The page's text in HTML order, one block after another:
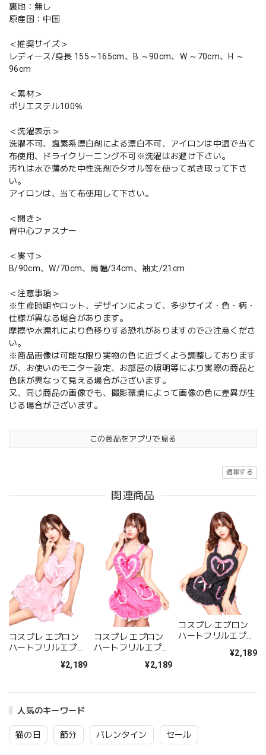
人気のキーワード
猫の日 節分 バレンタイン セール
裏地：無し
原産国：中国
＜推奨サイズ＞
レディース/身長 155～165cm、B ～90cm、W ～70cm、H ～
96cm
＜素材＞
ポリエステル100％
＜洗濯表示＞
洗濯不可、塩素系漂白剤による漂白不可、アイロンは中温で当て
布使用、ドライクリーニング不可※洗濯はお避け下さい。
汚れは水で薄めた中性洗剤でタオル等を使って拭き取って下さ
い。
アイロンは、当て布使用して下さい。
＜開き＞
背中心ファスナー
＜実寸＞
B/90cm、W/70cm、肩幅/34cm、袖丈/21cm
＜注意事項＞
※生産時期やロット、デザインによって、多少サイズ・色・柄・
仕様が異なる場合があります。
摩擦や水濡れにより色移りする恐れがありますのでご注意くださ
い。
※商品画像は可能な限り実物の色に近づくよう調整しております
が、お使いのモニター設定、お部屋の照明等により実際の商品と
色味が異なって見える場合がございます。
又、同じ商品の画像でも、撮影環境によって画像の色に差異が生
じる場合がございます。
この商品をアプリで見る
通報する
関連商品
コスプレ エプロン
ハートフリルエプロ
ーサイズ ベビーピン
ン】
¥2,189
コスプレ エプロン
ハートフリルエプロ
ス フリーサイズ ピ
ン】
¥2,189
コスプレ エプロン
ハートフリルエプロ
ーサイズ ブラック×
¥2,189